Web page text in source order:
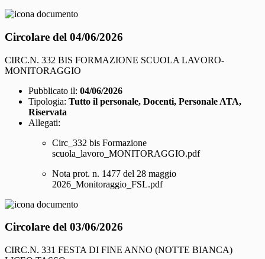
Circolare del 04/06/2026
CIRC.N. 332 BIS FORMAZIONE SCUOLA LAVORO-
MONITORAGGIO
Pubblicato il: 04/06/2026
Tipologia: Tutto il personale, Docenti, Personale ATA,
Riservata
Allegati:
Circ_332 bis Formazione
scuola_lavoro_MONITORAGGIO.pdf
Nota prot. n. 1477 del 28 maggio
2026_Monitoraggio_FSL.pdf
Circolare del 03/06/2026
CIRC.N. 331 FESTA DI FINE ANNO (NOTTE BIANCA)